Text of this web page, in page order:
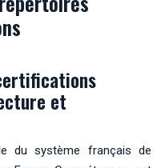
et
du système français de